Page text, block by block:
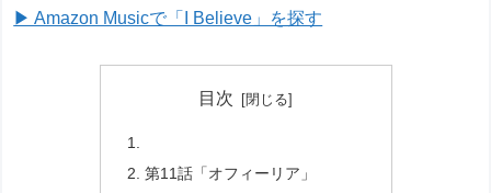
▶ Amazon Musicで「I Believe」を探す
目次
第11話「オフィーリア」